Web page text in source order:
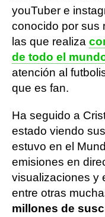
youTuber e
conocido por sus
las que realiza
de todo el
atención al
que es fan.
Ha seguido a
estado viendo
estuvo en el
emisiones en
visualizaciones y
entre otras
millones de